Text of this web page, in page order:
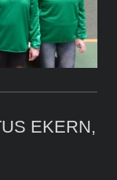
EKERN,